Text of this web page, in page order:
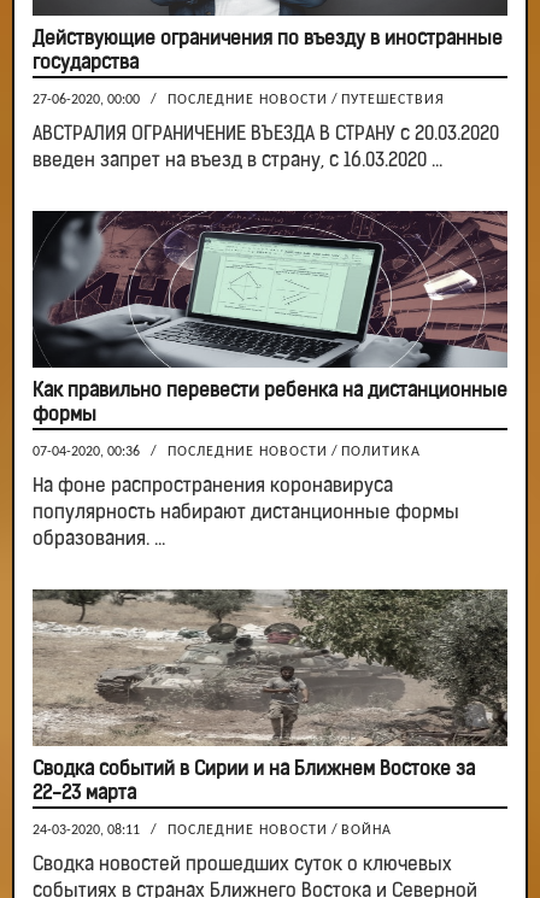
Действующие ограничения по въезду в иностранные
государства
27-06-2020, 00:00 / ПОСЛЕДНИЕ НОВОСТИ / ПУТЕШЕСТВИЯ
АВСТРАЛИЯ ОГРАНИЧЕНИЕ ВЪЕЗДА В СТРАНУ с 20.03.2020
введен запрет на въезд в страну, с 16.03.2020 ...
Как правильно перевести ребенка на дистанционные
формы
07-04-2020, 00:36 / ПОСЛЕДНИЕ НОВОСТИ / ПОЛИТИКА
На фоне распространения коронавируса
популярность набирают дистанционные формы
образования. ...
Сводка событий в Сирии и на Ближнем Востоке за
22-23 марта
24-03-2020, 08:11 / ПОСЛЕДНИЕ НОВОСТИ / ВОЙНА
Сводка новостей прошедших суток о ключевых
событиях в странах Ближнего Востока и Северной